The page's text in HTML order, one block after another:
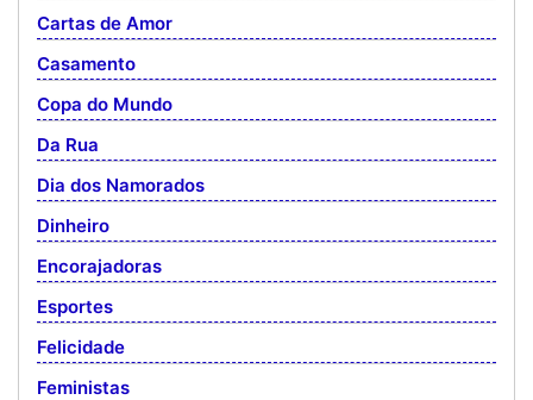
Cartas de Amor
Casamento
Copa do Mundo
Da Rua
Dia dos Namorados
Dinheiro
Encorajadoras
Esportes
Felicidade
Feministas